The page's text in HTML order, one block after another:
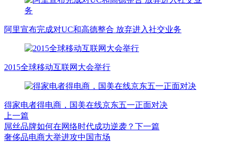
阿里宣布完成对UC和高德整合 放弃进入社交业务
2015全球移动互联网大会举行
得家电者得电商，国美在线京东五一正面对决
上一篇
屌丝品牌如何在网络时代成功逆袭？ 下一篇
奢侈品电商大举进攻中国市场